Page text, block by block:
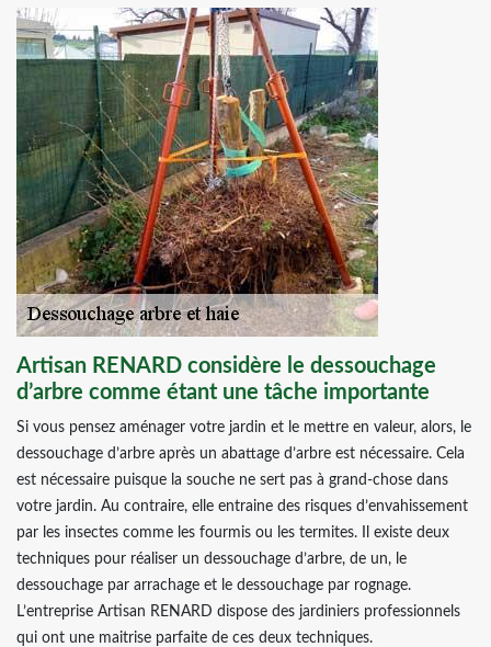
Artisan RENARD considère le dessouchage
d’arbre comme étant une tâche importante
Si vous pensez aménager votre jardin et le mettre en valeur, alors, le
dessouchage d’arbre après un abattage d’arbre est nécessaire. Cela
est nécessaire puisque la souche ne sert pas à grand-chose dans
votre jardin. Au contraire, elle entraine des risques d’envahissement
par les insectes comme les fourmis ou les termites. Il existe deux
techniques pour réaliser un dessouchage d’arbre, de un, le
dessouchage par arrachage et le dessouchage par rognage.
L’entreprise Artisan RENARD dispose des jardiniers professionnels
qui ont une maitrise parfaite de ces deux techniques.